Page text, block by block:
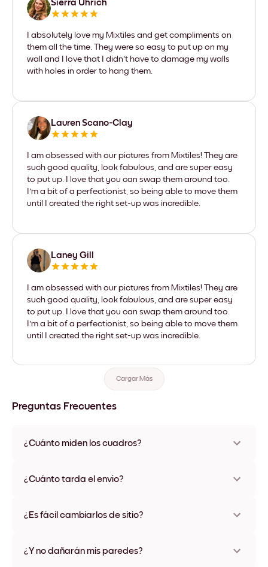
Sierra Uhrich
I absolutely love my Mixtiles and get compliments on
them all the time. They were so easy to put up on my
wall and I love that I didn't have to damage my walls
with holes in order to hang them.
Lauren Scano-Clay
I am obsessed with our pictures from Mixtiles! They are
such good quality, look fabulous, and are super easy
to put up. I love that you can swap them around too.
I'm a bit of a perfectionist, so being able to move them
until I created the right set-up was incredible.
Laney Gill
I am obsessed with our pictures from Mixtiles! They are
such good quality, look fabulous, and are super easy
to put up. I love that you can swap them around too.
I'm a bit of a perfectionist, so being able to move them
until I created the right set-up was incredible.
Cargar Más
Preguntas Frecuentes
¿Cuánto miden los cuadros?
varios materiales y colores de marco, incluidas opciones sin
¿Cuánto tarda el envío?
disponibles en algunos países. Te enviaremos un número de
¿Es fácil cambiarlos de sitio?
ningún daño
¿Y no dañarán mis paredes?